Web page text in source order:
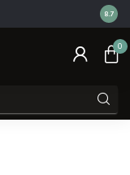
14
8.7
0